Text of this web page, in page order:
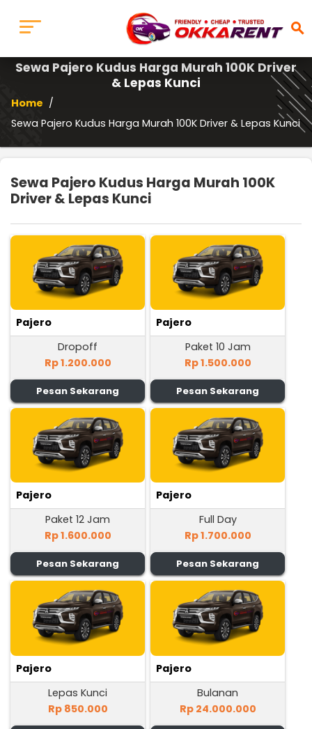
search
Sewa Pajero Kudus Harga Murah 100K Driver
& Lepas Kunci
Home /
Sewa Pajero Kudus Harga Murah 100K Driver & Lepas Kunci
Sewa Pajero Kudus Harga Murah 100K
Driver & Lepas Kunci
Pajero
Dropoff
Rp 1.200.000
Pesan Sekarang
Pajero
Paket 10 Jam
Rp 1.500.000
Pesan Sekarang
Pajero
Paket 12 Jam
Rp 1.600.000
Pesan Sekarang
Pajero
Full Day
Rp 1.700.000
Pesan Sekarang
Pajero
Lepas Kunci
Rp 850.000
Pajero
Bulanan
Rp 24.000.000